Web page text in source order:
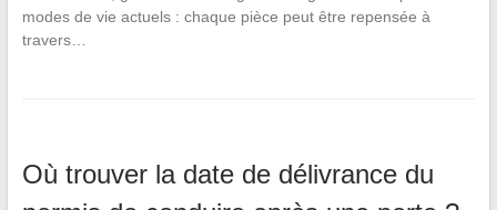
modes de vie actuels : chaque pièce peut être repensée à
travers…
Où trouver la date de délivrance du